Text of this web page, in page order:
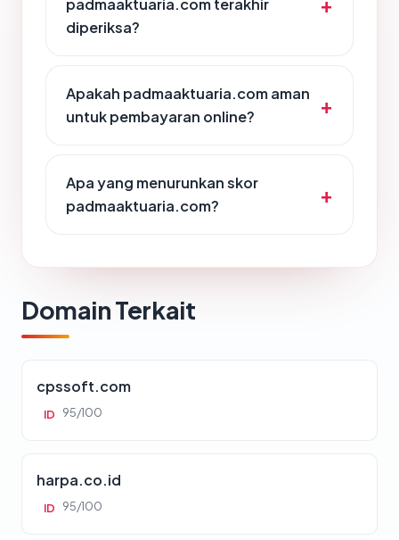
padmaaktuaria.com terakhir
diperiksa?
Apakah padmaaktuaria.com aman
untuk pembayaran online?
Apa yang menurunkan skor
padmaaktuaria.com?
Domain Terkait
cpssoft.com
ID 95/100
harpa.co.id
ID 95/100